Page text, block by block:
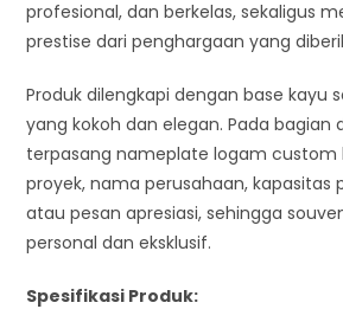
profesional, dan berkelas, sekaligus
prestise dari penghargaan yang
Produk dilengkapi dengan base kayu
yang kokoh dan elegan. Pada bagian
terpasang nameplate logam custom
proyek, nama perusahaan, kapasitas
atau pesan apresiasi, sehingga
personal dan eksklusif.
Spesifikasi Produk: